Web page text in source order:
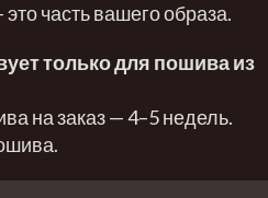
часть вашего образа.
только для пошива из
на заказ — 4–5 недель.